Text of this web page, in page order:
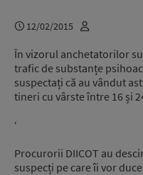
12/02/2015
În vizorul anchetatorilor
trafic de substanțe
suspectați că au vândut
tineri cu vârste între 16 și
‘
Procurorii DIICOT au
suspecți pe care îi vor